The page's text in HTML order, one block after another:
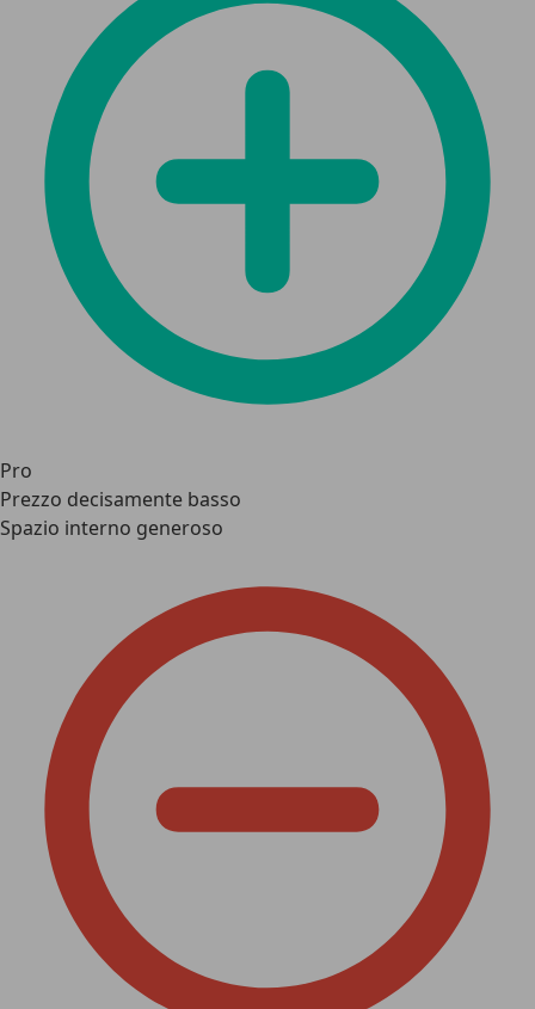
Pro
Prezzo decisamente basso
Spazio interno generoso